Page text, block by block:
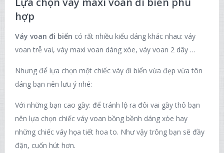
hợp
Váy voan đi biển có rất nhiều kiểu dáng khác nhau: váy
voan trễ vai, váy maxi voan dáng xòe, váy voan 2 dây …
Nhưng để lựa chọn một chiếc váy đi biển vừa đẹp vừa tôn
dáng bạn nên lưu ý nhé:
Với những bạn cao gầy: để tránh lộ ra đôi vai gầy thô bạn
nên lựa chọn chiếc váy voan bồng bềnh dáng xòe hay
những chiếc váy họa tiết hoa to. Như vậy trông bạn sẽ đầy
đặn, cuốn hút hơn.